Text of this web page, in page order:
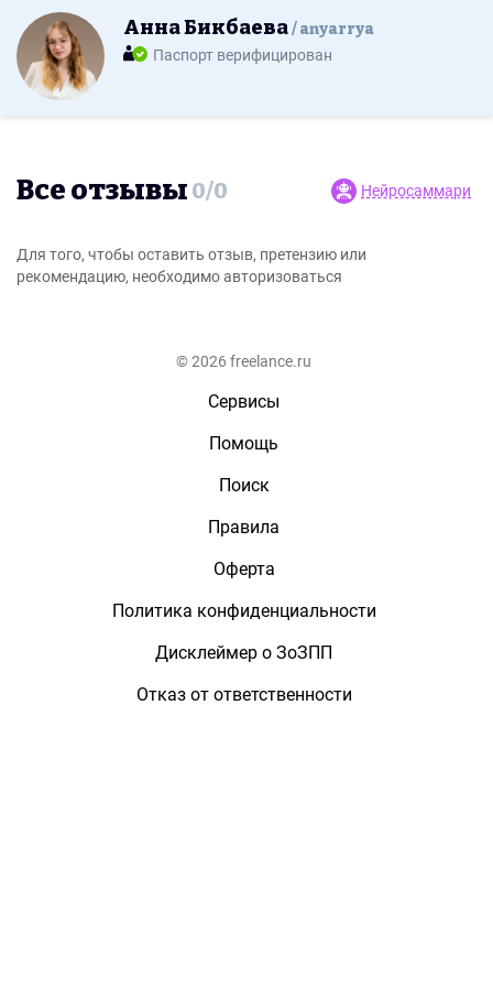
Анна Бикбаева anyarrya
Паспорт верифицирован
Все отзывы 0/0 Нейросаммари
Для того, чтобы оставить отзыв, претензию или
рекомендацию, необходимо авторизоваться
© 2026 freelance.ru
Сервисы
Помощь
Поиск
Правила
Оферта
Политика конфиденциальности
Дисклеймер о ЗоЗПП
Отказ от ответственности